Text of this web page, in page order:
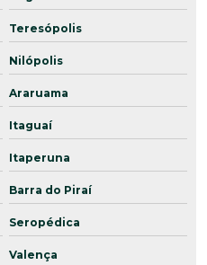
Teresópolis
Nilópolis
Araruama
Itaguaí
Itaperuna
Barra do Piraí
Seropédica
Valença